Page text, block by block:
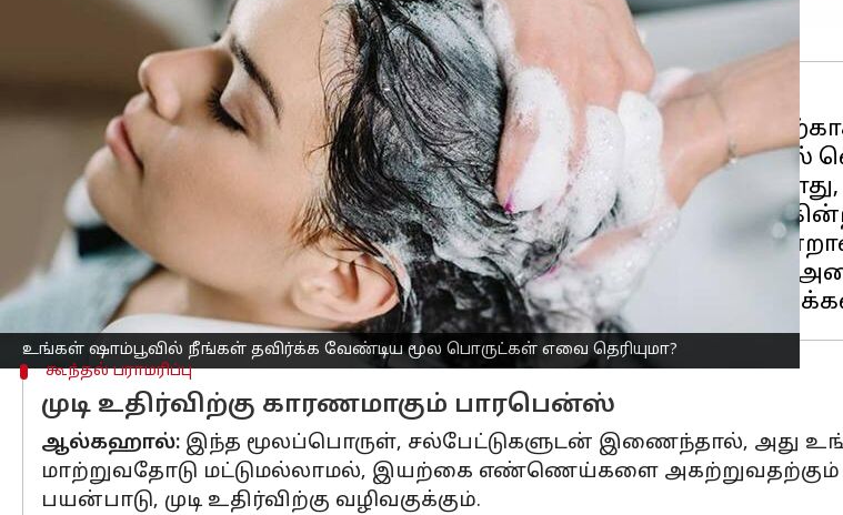
உங்கள் ஷாம்பூவில் நீங்கள் தவிர்க்க வேண்டிய மூல பொருட்கள் எவை தெரியுமா?
Venkatalakshmi V 01:11 pm
செய்தி முன்னோட்டம்
ஆரோக்கியமான, பளபளப்பானகூந்தல்என்பது பலரது கனவு.
சீரம், ஷாம்பு என பல வகை விளம்பரங்கள், நம்மை கவரும்
அப்படி சந்தையில் விற்கப்படும் ஷாம்புக்களை நீங்கள் வாங்கும்
சல்பேட்ஸ்:
எந்த ஷாம்பூவிலும் உள்ள அடிப்படை பொருட்களில்
சோப்பு வகை ஆகும். அவற்றின் சுத்திகரிப்பு பண்புகள் காரணமாக
கூந்தல் பராமரிப்பு
முடி உதிர்விற்கு காரணமாகும் பாரபென்ஸ்
ஆல்கஹால்: இந்த மூலப்பொருள், சல்பேட்டுகளுடன் இணைந்தால், அது
மாற்றுவதோடு மட்டுமல்லாமல், இயற்கை எண்ணெய்களை அகற்றுவதற்கும்
பயன்பாடு, முடி உதிர்விற்கு வழிவகுக்கும்.